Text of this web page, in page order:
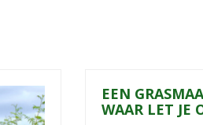
EEN
WAAR LET JE